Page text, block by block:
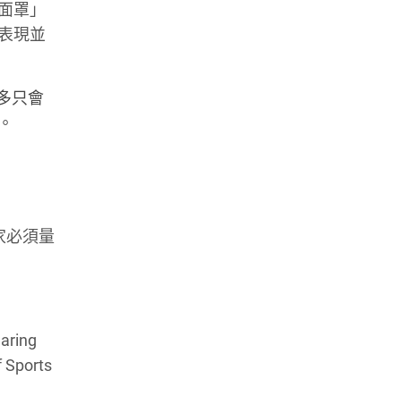
罩」
現並
只會
必須量
Sports